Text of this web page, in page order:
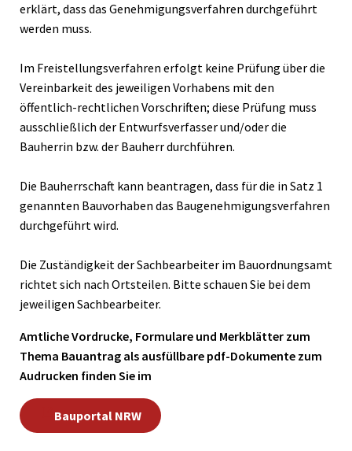
erklärt, dass das Genehmigungsverfahren durchgeführt
werden muss.
Im Freistellungsverfahren erfolgt keine Prüfung über die
Vereinbarkeit des jeweiligen Vorhabens mit den
öffentlich-rechtlichen Vorschriften; diese Prüfung muss
ausschließlich der Entwurfsverfasser und/oder die
Bauherrin bzw. der Bauherr durchführen.
Die Bauherrschaft kann beantragen, dass für die in Satz 1
genannten Bauvorhaben das Baugenehmigungsverfahren
durchgeführt wird.
Die Zuständigkeit der Sachbearbeiter im Bauordnungsamt
richtet sich nach Ortsteilen. Bitte schauen Sie bei dem
jeweiligen Sachbearbeiter.
Amtliche Vordrucke, Formulare und Merkblätter zum
Thema Bauantrag als ausfüllbare pdf-Dokumente zum
Audrucken finden Sie im
Bauportal NRW